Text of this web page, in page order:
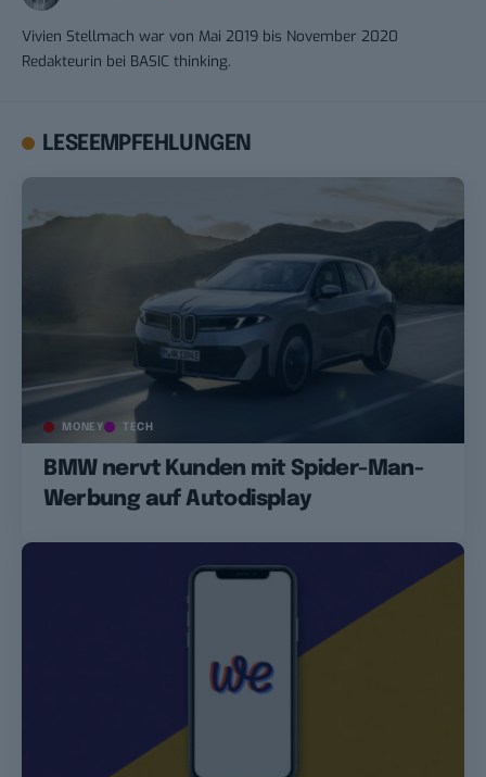
Vivien Stellmach war von Mai 2019 bis November 2020
Redakteurin bei BASIC thinking.
LESEEMPFEHLUNGEN
MONEY TECH
BMW nervt Kunden mit Spider-Man-
Werbung auf Autodisplay